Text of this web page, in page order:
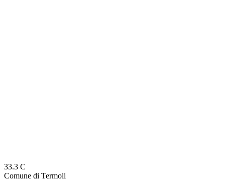
33.3 C
Comune di Termoli